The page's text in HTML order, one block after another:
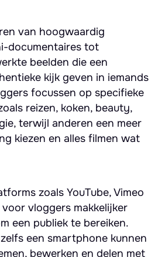
van hoogwaardig
documentaires tot
beelden die een
kijk geven in iemands
focussen op specifieke
reizen, koken, beauty,
terwijl anderen een meer
kiezen en alles filmen wat
zoals YouTube, Vimeo
vloggers makkelijker
een publiek te bereiken.
een smartphone kunnen
bewerken en delen met